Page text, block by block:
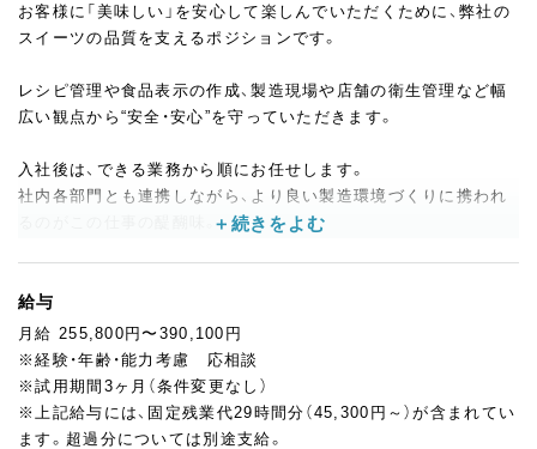
お客様に「美味しい」を安心して楽しんでいただくために、弊社の
スイーツの品質を支えるポジションです。
レシピ管理や食品表示の作成、製造現場や店舗の衛生管理など幅
広い観点から“安全・安心”を守っていただきます。
入社後は、できる業務から順にお任せします。
社内各部門とも連携しながら、より良い製造環境づくりに携われ
るのがこの仕事の醍醐味。
＜おもな仕事内容＞
・レシピ情報の管理、更新
・食品表示の作成、管理
・商品および原材料の規格書管理
・商品状態、商品不良の確認
給与
月給 255,800円〜390,100円
※経験・年齢・能力考慮 応相談
※試用期間3ヶ月（条件変更なし）
※上記給与には、固定残業代29時間分（45,300円～）が含まれてい
ます。超過分については別途支給。